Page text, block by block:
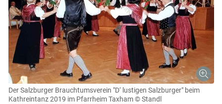
Der Salzburger Brauchtumsverein "D‘ lustigen Salzburger" beim
Kathreintanz 2019 im Pfarrheim Taxham © Standl